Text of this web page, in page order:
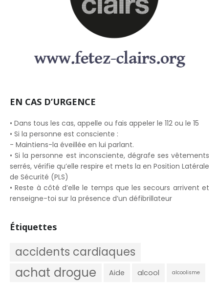
EN CAS D’URGENCE
• Dans tous les cas, appelle ou fais appeler le 112 ou le 15
• Si la personne est consciente :
- Maintiens-la éveillée en lui parlant.
• Si la personne est inconsciente, dégrafe ses vêtements
serrés, vérifie qu’elle respire et mets la en Position Latérale
de Sécurité (PLS)
• Reste à côté d’elle le temps que les secours arrivent et
renseigne-toi sur la présence d’un défibrillateur
Étiquettes
accidents cardiaques
achat drogue Aide alcool alcoolisme